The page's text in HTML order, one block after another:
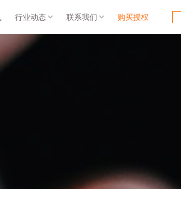
行业动态 联系我们 购买授权